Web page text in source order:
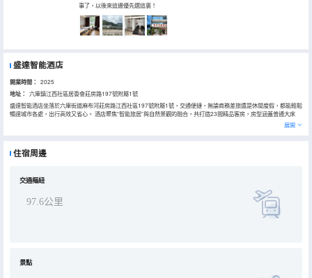
事了，以後來這邊優先選這裏！
盛達智能酒店
開業時間： 2025
地址：
六庫鎮江西社區居委會莊房路197號附屬1號
盛達智能酒店坐落於六庫街道麻布河莊房路江西社區197號附屬1號，交通便捷，無論商務差旅還是休閒度假，都能輕鬆
暢達城市各處，出行高效又省心。 酒店聚焦“智能旅居”與自然景觀的融合，共打造23間精品客房，房型涵蓋普通大床
房、舒適大床房、江景大床房、江景雙床房，可精準匹配不同賓客的居住需求。所有客房均配備高品質床品，保障優質
睡眠；內置智能客控系統，通過語音即可操控燈光、窗簾、空調等設備，科技感與便捷度拉滿；同時提供24小時熱水、
備便捷電梯，方便攜帶行李或行動不便的賓客出行；周邊聚集眾多特色小吃店，步行即可探尋當地風味，讓旅居體驗既
展開
住宿周邊
交通樞紐
97.6公里
景點